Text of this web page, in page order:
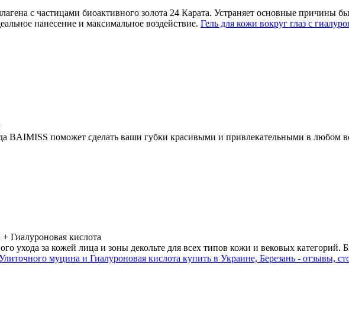
с частицами биоактивного золота 24 Карата. Устраняет основные причины
нанесение и максимальное воздействие. Гель для кожи вокруг глаз c
BAIMISS поможет сделать ваши губки красивыми и привлекательными в любом
Гиалуроновая кислота
ухода за кожей лица и зоны декольте для всех типов кожи и вековых
муцина и Гиалуроновая кислота купить в Украине, Березань - отзывы,